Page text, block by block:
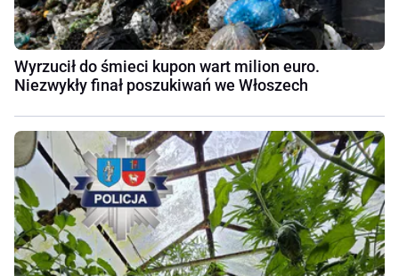
Wyrzucił do śmieci kupon wart milion euro.
Niezwykły finał poszukiwań we Włoszech